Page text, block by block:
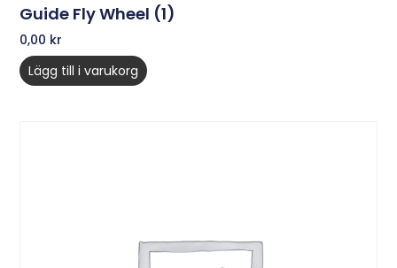
Guide Fly Wheel (1)
0,00 kr
Lägg till i varukorg